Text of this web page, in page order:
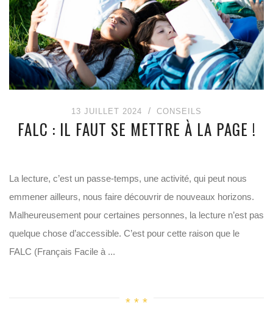
13 JUILLET 2024 CONSEILS
FALC : IL FAUT SE METTRE À LA PAGE !
La lecture, c’est un passe-temps, une activité, qui peut nous
emmener ailleurs, nous faire découvrir de nouveaux horizons.
Malheureusement pour certaines personnes, la lecture n’est pas
quelque chose d’accessible. C’est pour cette raison que le
FALC (Français Facile à ...